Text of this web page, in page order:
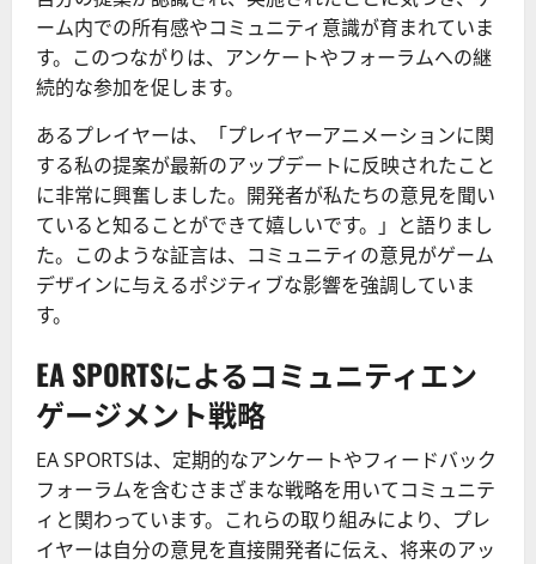
ーム内での所有感やコミュニティ意識が育まれていま
す。このつながりは、アンケートやフォーラムへの継
続的な参加を促します。
あるプレイヤーは、「プレイヤーアニメーションに関
する私の提案が最新のアップデートに反映されたこと
に非常に興奮しました。開発者が私たちの意見を聞い
ていると知ることができて嬉しいです。」と語りまし
た。このような証言は、コミュニティの意見がゲーム
デザインに与えるポジティブな影響を強調していま
す。
EA SPORTSによるコミュニティエン
ゲージメント戦略
EA SPORTSは、定期的なアンケートやフィードバック
フォーラムを含むさまざまな戦略を用いてコミュニテ
ィと関わっています。これらの取り組みにより、プレ
イヤーは自分の意見を直接開発者に伝え、将来のアッ